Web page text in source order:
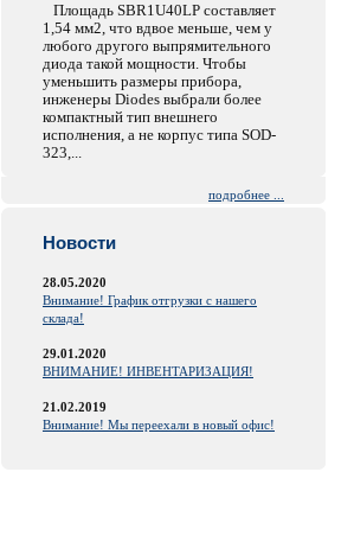
Площадь SBR1U40LP составляет
1,54 мм2, что вдвое меньше, чем у
любого другого выпрямительного
диода такой мощности. Чтобы
уменьшить размеры прибора,
инженеры Diodes выбрали более
компактный тип внешнего
исполнения, а не корпус типа SOD-
323,...
подробнее ...
Новости
28.05.2020
Внимание! График отгрузки с нашего
склада!
29.01.2020
ВНИМАНИЕ! ИНВЕНТАРИЗАЦИЯ!
21.02.2019
Внимание! Мы переехали в новый офис!